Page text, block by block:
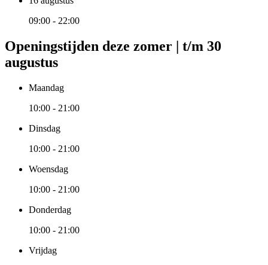
09:00 - 22:00
Openingstijden deze zomer | t/m 30
augustus
Maandag
10:00 - 21:00
Dinsdag
10:00 - 21:00
Woensdag
10:00 - 21:00
Donderdag
10:00 - 21:00
Vrijdag